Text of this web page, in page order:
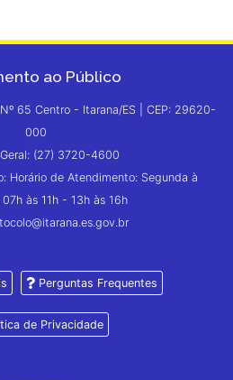
ao Público
65 Centro - Itarana/ES | CEP: 29620-
000
(27) 3720-4600
Horário de Atendimento: Segunda à
às 11h - 13h às 16h
Perguntas Frequentes
de Privacidade